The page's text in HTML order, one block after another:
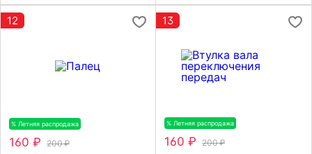
12
% Летняя распродажа
160 ₽ 200 ₽
13
% Летняя распродажа
160 ₽ 200 ₽